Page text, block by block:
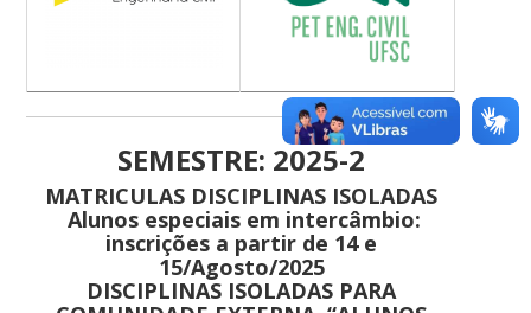
SEMESTRE: 2025-2
MATRICULAS DISCIPLINAS ISOLADAS
Alunos especiais em intercâmbio:
inscrições a partir de 14 e
15/Agosto/2025
DISCIPLINAS ISOLADAS PARA